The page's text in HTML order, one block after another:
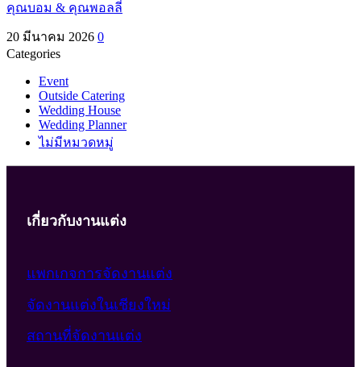
คุณบอม & คุณพอลลี่
20 มีนาคม 2026 0
Categories
Event
Outside Catering
Wedding House
Wedding Planner
ไม่มีหมวดหมู่
เกี่ยวกับงานแต่ง
แพกเกจการจัดงานแต่ง
จัดงานแต่งในเชียงใหม่
สถานที่จัดงานแต่ง